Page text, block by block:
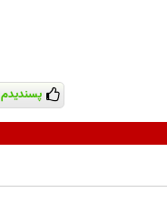
پسندیدم